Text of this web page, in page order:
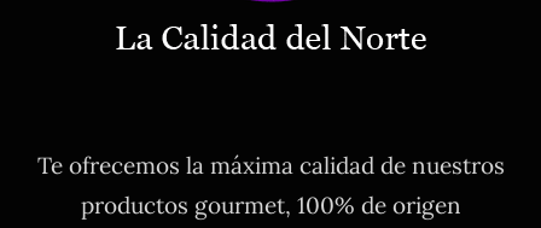
Te ofrecemos la máxima calidad de nuestros
productos gourmet, 100% de origen